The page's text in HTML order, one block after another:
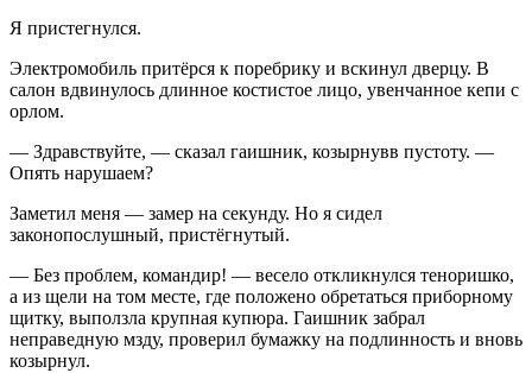
Я пристегнулся.
Электромобиль притёрся к поребрику и вскинул дверцу. В
салон вдвинулось длинное костистое лицо, увенчанное кепи с
орлом.
— Здравствуйте, — сказал гаишник, козырнувв пустоту. —
Опять нарушаем?
Заметил меня — замер на секунду. Но я сидел
законопослушный, пристёгнутый.
— Без проблем, командир! — весело откликнулся теноришко,
а из щели на том месте, где положено обретаться приборному
щитку, выползла крупная купюра. Гаишник забрал
неправедную мзду, проверил бумажку на подлинность и вновь
козырнул.